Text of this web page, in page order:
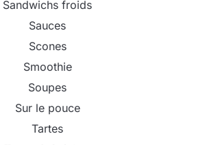
Sandwichs froids
Sauces
Scones
Smoothie
Soupes
Sur le pouce
Tartes